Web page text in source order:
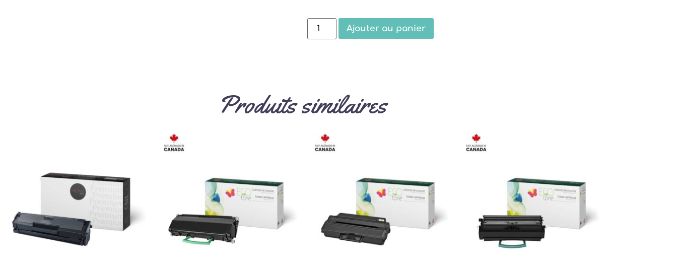
Ajouter au panier
Produits similaires